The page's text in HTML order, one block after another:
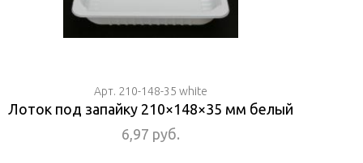
Арт. 210-148-35 white
Лоток под запайку 210×148×35 мм белый
6,97 руб.